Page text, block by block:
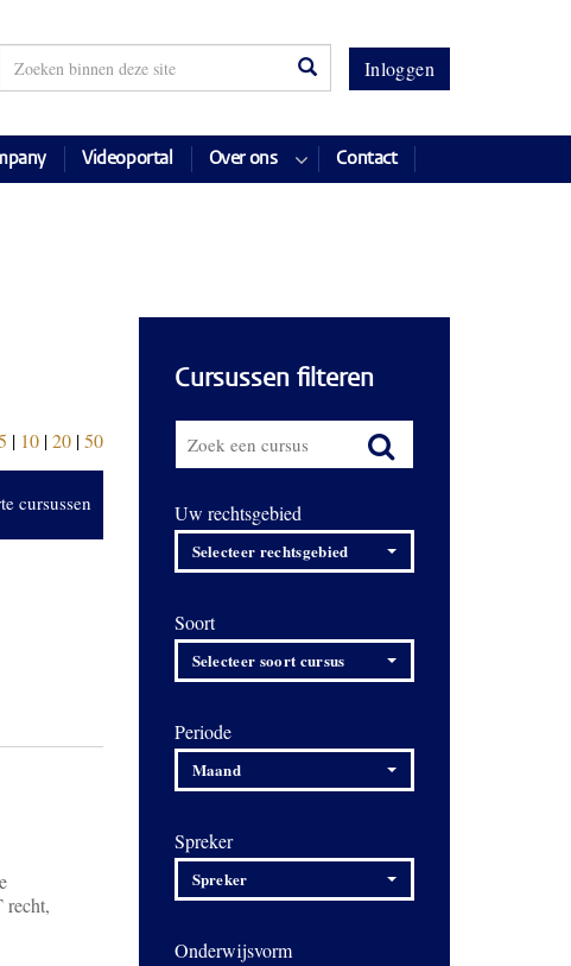
Inloggen
Videoportal Over ons Contact
| 10|20|50
cursussen
recht,
Cursussen filteren
Uw rechtsgebied
Selecteer rechtsgebied
Soort
Selecteer soort cursus
Periode
Maand
Spreker
Spreker
Onderwijsvorm